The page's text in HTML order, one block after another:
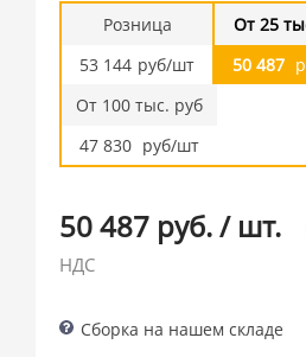
Розница
53 144 руб/шт
От 25
50 487
От 100 тыс. руб
47 830 руб/шт
50 487 руб./ шт.
НДС
Сборка на нашем складе